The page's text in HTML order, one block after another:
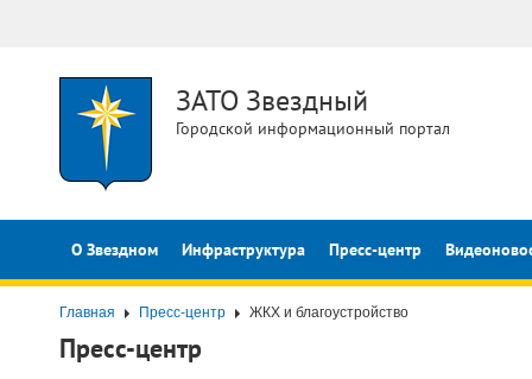
ЗАТО Звездный
Городской информационный портал
О Звездном Инфраструктура Пресс-центр
Главная Пресс-центр ЖКХ и благоустройство
Пресс-центр